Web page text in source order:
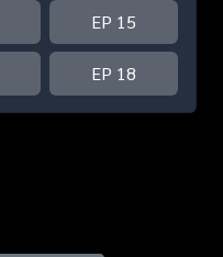
EP 15
EP 18